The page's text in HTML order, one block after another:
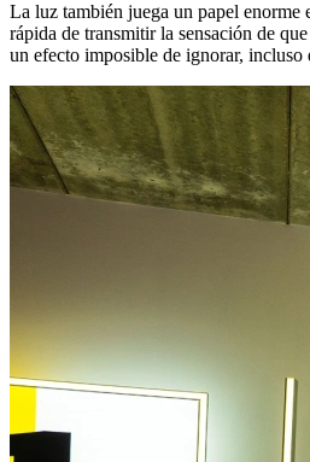
La luz también juega un papel
rápida de transmitir la sensación de que
un efecto imposible de ignorar, incluso